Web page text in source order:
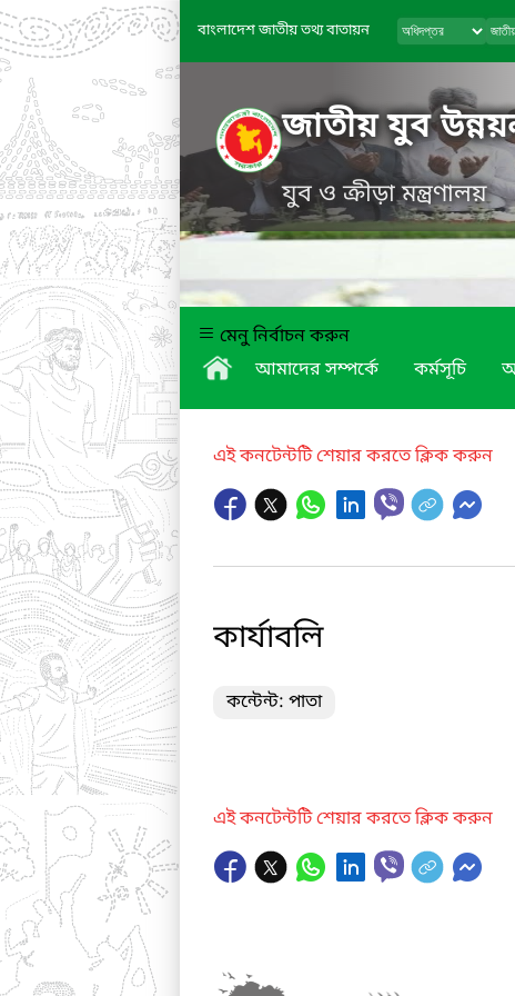
বাংলাদেশ জাতীয় তথ্য বাতায়ন
জাতীয় যুব
যুব ও ক্রীড়া মন্ত্রণালয়
মেনু নির্বাচন করুন
আমাদের সম্পর্কে
কর্মসূচি
এই কনটেন্টটি শেয়ার করতে ক্লিক করুন
কার্যাবলি
কন্টেন্ট: পাতা
এই কনটেন্টটি শেয়ার করতে ক্লিক করুন